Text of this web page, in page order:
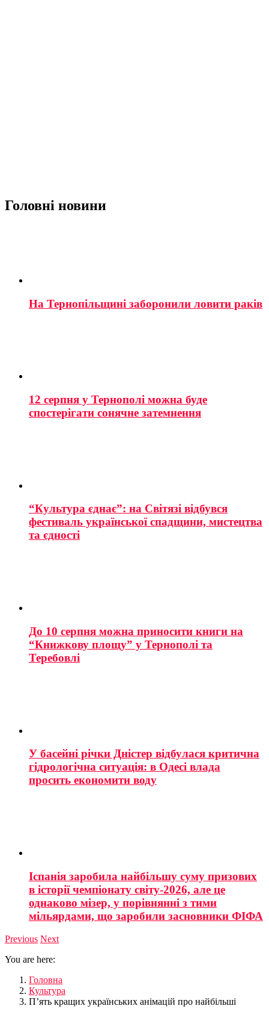
Головні новини
На Тернопільщині заборонили ловити раків
12 серпня у Тернополі можна буде
спостерігати сонячне затемнення
“Культура єднає”: на Світязі відбувся
фестиваль української спадщини, мистецтва
та єдності
До 10 серпня можна приносити книги на
“Книжкову площу” у Тернополі та
Теребовлі
У басейні річки Дністер відбулася критична
гідрологічна ситуація: в Одесі влада
просить економити воду
Іспанія заробила найбільшу суму призових
в історії чемпіонату світу-2026, але це
однаково мізер, у порівнянні з тими
мільярдами, що заробили засновники ФІФА
Previous Next
You are here:
Головна
Культура
П’ять кращих українських анімацій про найбільші